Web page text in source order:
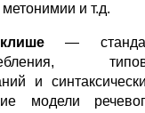
и т.д.
—
и
модели